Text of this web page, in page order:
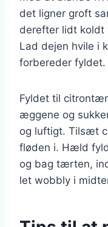
det ligner groft
derefter lidt koldt
Lad dejen hvile i
forbereder fyldet.
Fyldet til
æggene og
og luftigt. Tilsæt
fløden i. Hæld
og bag tærten,
let wobbly i